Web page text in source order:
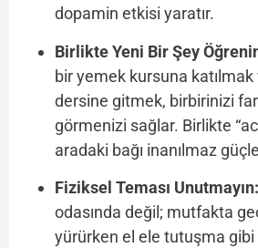
dopamin etkisi yaratır.
Birlikte Yeni Bir Şey
bir yemek kursuna
dersine gitmek, birbirinizi
görmenizi sağlar. Birlikte
aradaki bağı inanılmaz
Fiziksel Teması Unutmayın:
odasında değil; mutfakta
yürürken el ele tutuşma